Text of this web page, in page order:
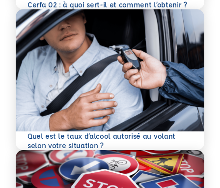
Cerfa 02 : à quoi sert-il et comment l’obtenir ?
En savoir plus
Quel est le taux d’alcool autorisé au volant
selon votre situation ?
En savoir plus